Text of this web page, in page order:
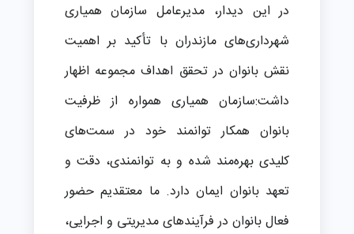
در این دیدار، مدیرعامل سازمان همیاری
شهرداری‌های مازندران با تأکید بر اهمیت
نقش بانوان در تحقق اهداف مجموعه اظهار
داشت:سازمان همیاری همواره از ظرفیت
بانوان همکار توانمند خود در سمت‌های
کلیدی بهره‌مند شده و به توانمندی، دقت و
تعهد بانوان ایمان دارد. ما معتقدیم حضور
فعال بانوان در فرآیندهای مدیریتی و اجرایی،